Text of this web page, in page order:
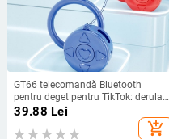
GT66 telecomandă Bluetooth
pentru deget pentru TikTok: derulare
pagini și like-uri, ABS, 40 g,
39.88 Lei
add_shopping_cart